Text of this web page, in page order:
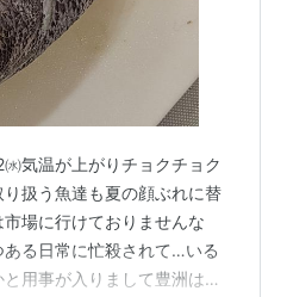
気温が上がりチョクチョク
扱う魚達も夏の顔ぶれに替
場に行けておりませんな
ある日常に忙殺されて…いる
用事が入りまして豊洲は物